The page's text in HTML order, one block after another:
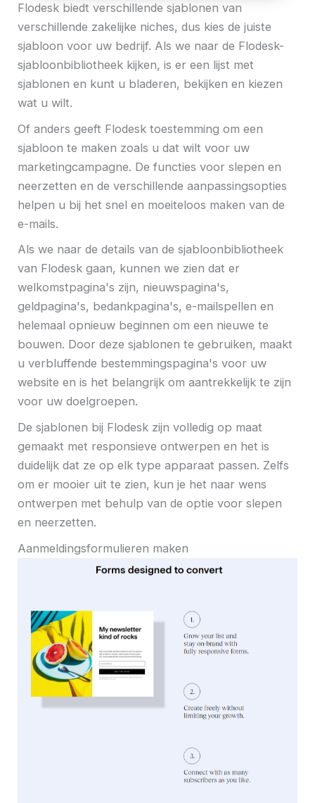
Flodesk biedt verschillende sjablonen van
verschillende zakelijke niches, dus kies de juiste
sjabloon voor uw bedrijf. Als we naar de Flodesk-
sjabloonbibliotheek kijken, is er een lijst met
sjablonen en kunt u bladeren, bekijken en kiezen
wat u wilt.
Of anders geeft Flodesk toestemming om een ​​
sjabloon te maken zoals u dat wilt voor uw
marketingcampagne. De functies voor slepen en
neerzetten en de verschillende aanpassingsopties
helpen u bij het snel en moeiteloos maken van de
e-mails.
Als we naar de details van de sjabloonbibliotheek
van Flodesk gaan, kunnen we zien dat er
welkomstpagina's zijn, nieuwspagina's,
geldpagina's, bedankpagina's, e-mailspellen en
helemaal opnieuw beginnen om een ​​nieuwe te
bouwen. Door deze sjablonen te gebruiken, maakt
u verbluffende bestemmingspagina's voor uw
website en is het belangrijk om aantrekkelijk te zijn
voor uw doelgroepen.
De sjablonen bij Flodesk zijn volledig op maat
gemaakt met responsieve ontwerpen en het is
duidelijk dat ze op elk type apparaat passen. Zelfs
om er mooier uit te zien, kun je het naar wens
ontwerpen met behulp van de optie voor slepen
en neerzetten.
Aanmeldingsformulieren maken